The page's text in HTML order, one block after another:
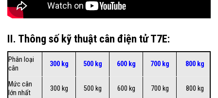
II. Thông số kỹ thuật cân điện tử T7E:
Phân loại
cân
300 kg 500 kg 600 kg 700 kg 800 kg
Mức cân
lớn nhất
300 kg 500 kg 600 kg 700 kg 800 kg